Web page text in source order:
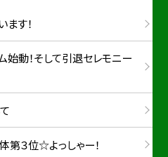
ます！
始動！そして引退セレモニー
第３位☆よっしゃー！